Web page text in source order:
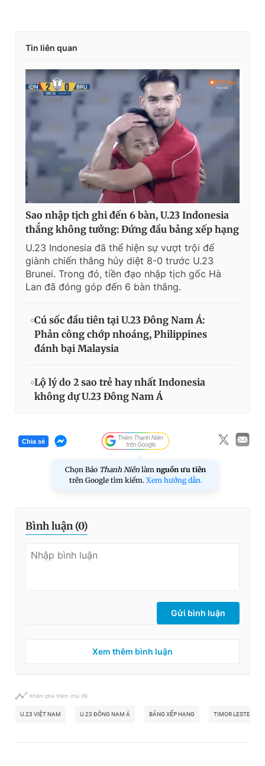
Tin liên quan
Sao nhập tịch ghi đến 6 bàn, U.23 Indonesia
thắng không tưởng: Đứng đầu bảng xếp hạng
U.23 Indonesia đã thể hiện sự vượt trội để
giành chiến thắng hủy diệt 8-0 trước U.23
Brunei. Trong đó, tiền đạo nhập tịch gốc Hà
Lan đã đóng góp đến 6 bàn thắng.
Cú sốc đầu tiên tại U.23 Đông Nam Á:
Phản công chớp nhoáng, Philippines
đánh bại Malaysia
Lộ lý do 2 sao trẻ hay nhất Indonesia
không dự U.23 Đông Nam Á
Chia sẻ
Chọn Báo Thanh Niên làm nguồn ưu tiên
trên Google tìm kiếm. Xem hướng dẫn.
Bình luận (0)
Gửi bình luận
Xem thêm bình luận
Khám phá thêm chủ đề
U.23 VIỆT NAM U.23 ĐÔNG NAM Á BẢNG XẾP HẠNG TIMOR LESTE